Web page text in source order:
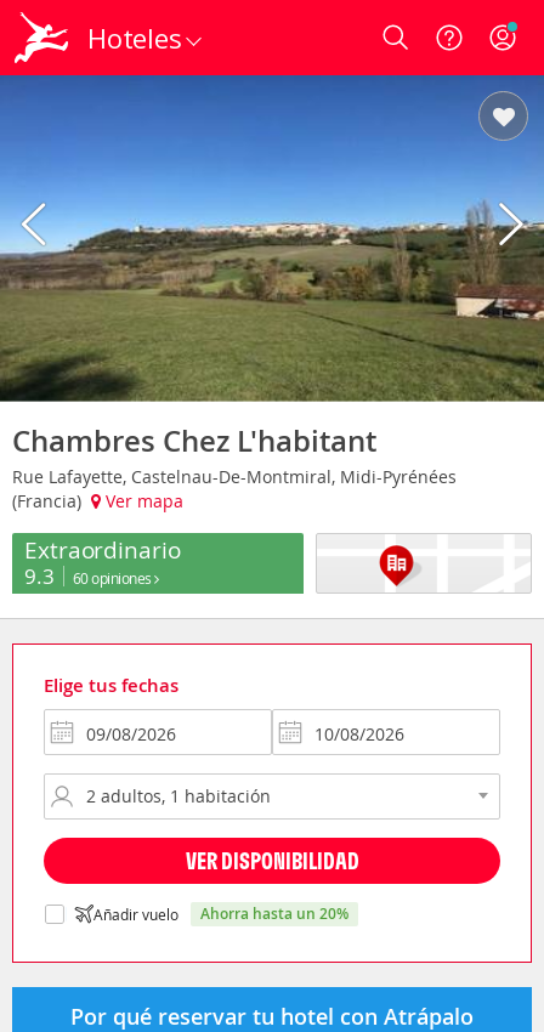
Hoteles Login
Chambres Chez L'habitant
Rue Lafayette, Castelnau-De-Montmiral, Midi-Pyrénées
(Francia)
Ver mapa
Extraordinario
9.3 60 opiniones
Elige tus fechas
VER DISPONIBILIDAD
Añadir vuelo ahorra hasta un 20%
Por qué reservar tu hotel con Atrápalo